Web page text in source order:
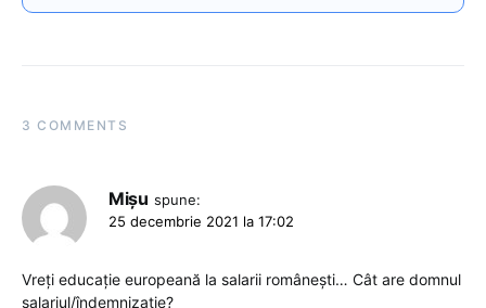
3 COMMENTS
Mișu spune:
25 decembrie 2021 la 17:02
Vreți educație europeană la salarii românești… Cât are domnul
salariul/îndemnizație?